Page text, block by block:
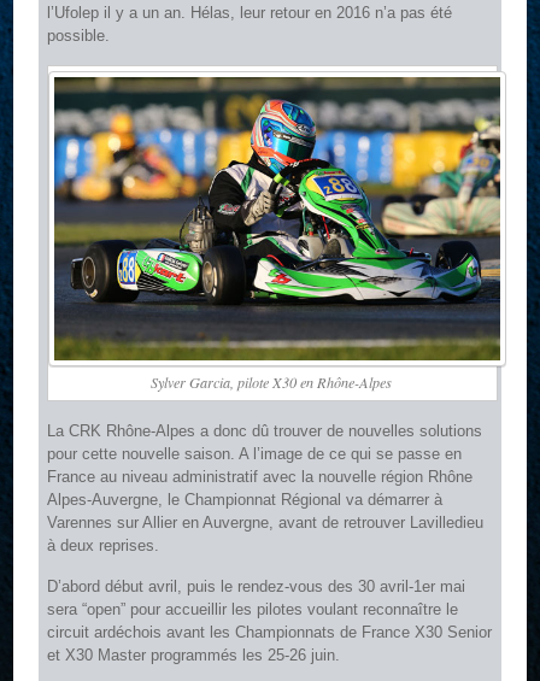
l’Ufolep il y a un an. Hélas, leur retour en 2016 n’a pas été
possible.
Sylver Garcia, pilote X30 en Rhône-Alpes
La CRK Rhône-Alpes a donc dû trouver de nouvelles solutions
pour cette nouvelle saison. A l’image de ce qui se passe en
France au niveau administratif avec la nouvelle région Rhône
Alpes-Auvergne, le Championnat Régional va démarrer à
Varennes sur Allier en Auvergne, avant de retrouver Lavilledieu
à deux reprises.
D’abord début avril, puis le rendez-vous des 30 avril-1er mai
sera “open” pour accueillir les pilotes voulant reconnaître le
circuit ardéchois avant les Championnats de France X30 Senior
et X30 Master programmés les 25-26 juin.